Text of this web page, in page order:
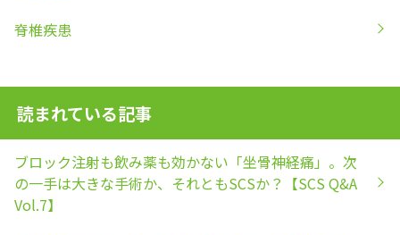
脊椎疾患
読まれている記事
ブロック注射も飲み薬も効かない「坐骨神経痛」。次
の一手は大きな手術か、それともSCSか？【SCS Q&A
Vol.7】